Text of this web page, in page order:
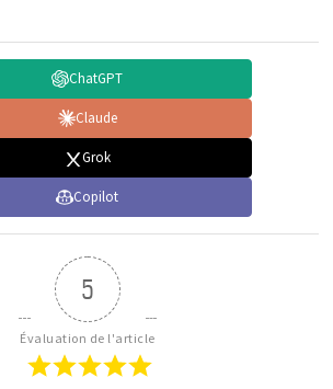
ChatGPT
Claude
Grok
Copilot
5
Évaluation de l'article